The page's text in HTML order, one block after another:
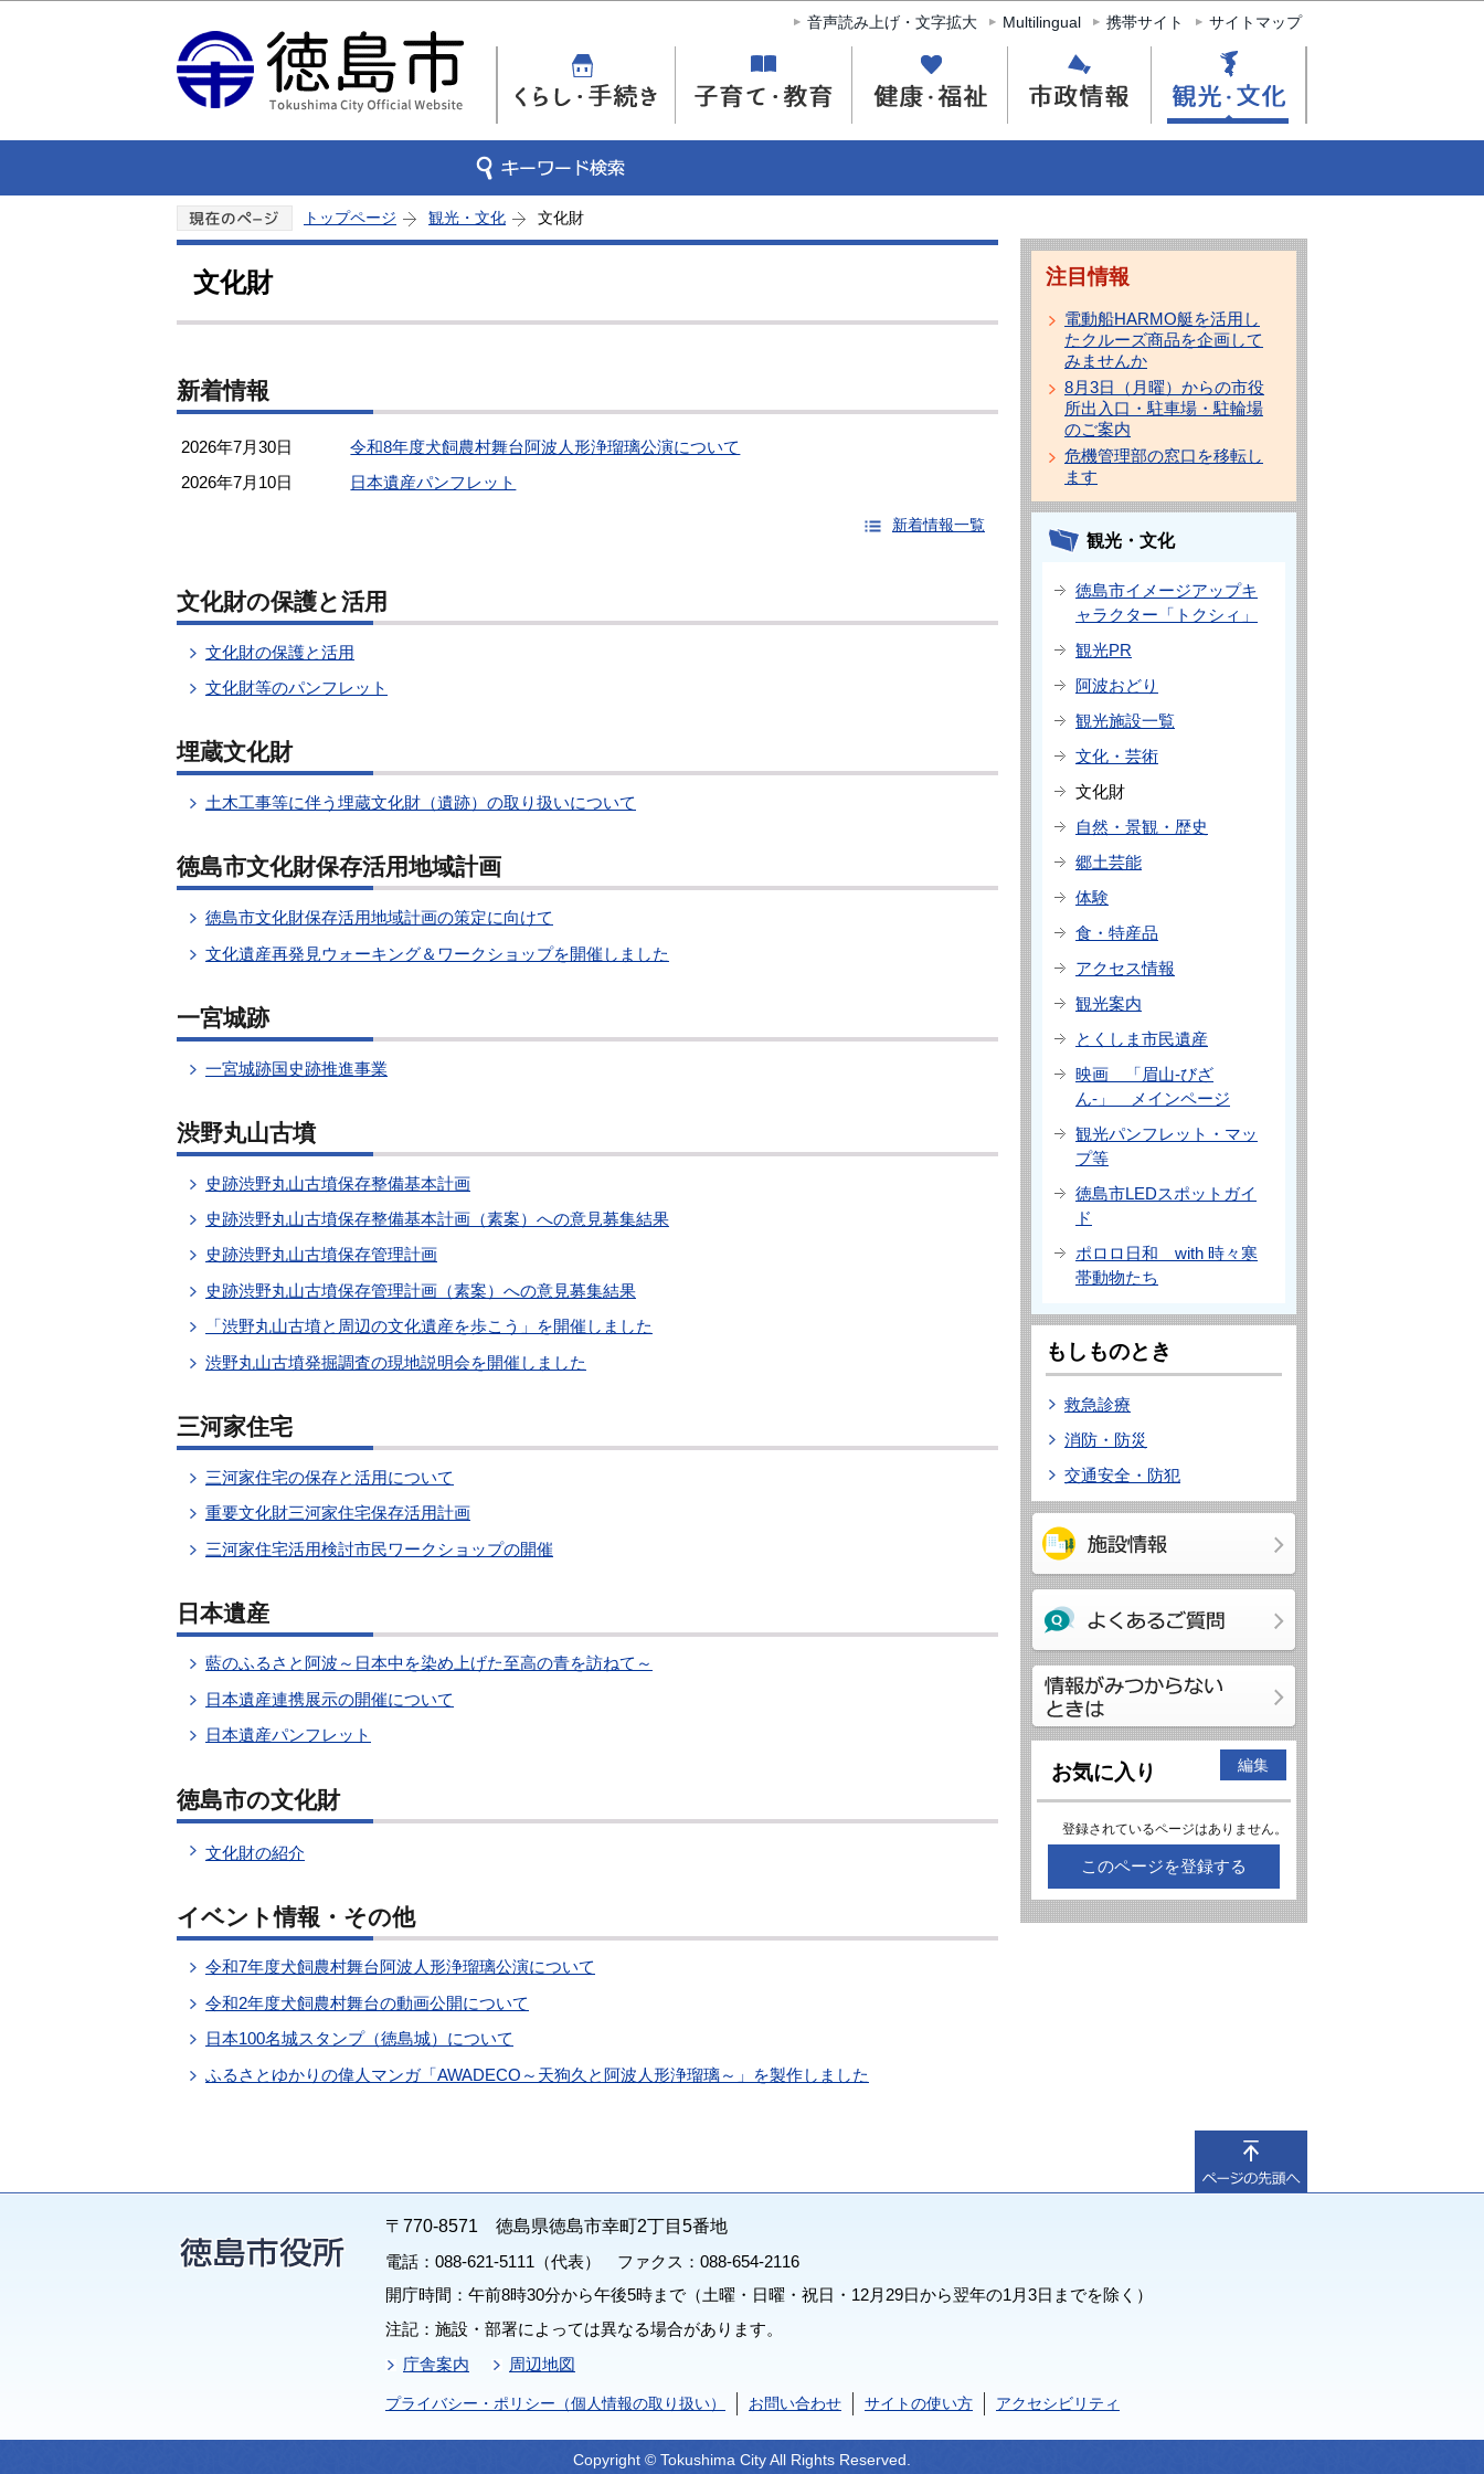
このページの本文へ移動
音声読み上げ・文字拡大 Multilingual 携帯サイト サイトマップ
トップページ 観光・文化 文化財
文化財
新着情報
2026年7月30日
令和8年度犬飼農村舞台阿波人形浄瑠璃公演について
2026年7月10日
日本遺産パンフレット
新着情報一覧
文化財の保護と活用
文化財の保護と活用
文化財等のパンフレット
埋蔵文化財
土木工事等に伴う埋蔵文化財（遺跡）の取り扱いについて
徳島市文化財保存活用地域計画
徳島市文化財保存活用地域計画の策定に向けて
文化遺産再発見ウォーキング＆ワークショップを開催しました
一宮城跡
一宮城跡国史跡推進事業
渋野丸山古墳
史跡渋野丸山古墳保存整備基本計画
史跡渋野丸山古墳保存整備基本計画（素案）への意見募集結果
史跡渋野丸山古墳保存管理計画
史跡渋野丸山古墳保存管理計画（素案）への意見募集結果
「渋野丸山古墳と周辺の文化遺産を歩こう」を開催しました
渋野丸山古墳発掘調査の現地説明会を開催しました
三河家住宅
三河家住宅の保存と活用について
重要文化財三河家住宅保存活用計画
三河家住宅活用検討市民ワークショップの開催
日本遺産
藍のふるさと阿波～日本中を染め上げた至高の青を訪ねて～
日本遺産連携展示の開催について
日本遺産パンフレット
徳島市の文化財
文化財の紹介
イベント情報・その他
令和7年度犬飼農村舞台阿波人形浄瑠璃公演について
令和2年度犬飼農村舞台の動画公開について
日本100名城スタンプ（徳島城）について
ふるさとゆかりの偉人マンガ「AWADECO～天狗久と阿波人形浄瑠璃～」を製作しました
注目情報
電動船HARMO艇を活用し
たクルーズ商品を企画して
みませんか
8月3日（月曜）からの市役
所出入口・駐車場・駐輪場
のご案内
危機管理部の窓口を移転し
ます
観光・文化
徳島市イメージアップキ
ャラクター「トクシィ」
観光PR
阿波おどり
観光施設一覧
文化・芸術
文化財
自然・景観・歴史
郷土芸能
体験
食・特産品
アクセス情報
観光案内
とくしま市民遺産
映画 「眉山-びざ
ん-」 メインページ
観光パンフレット・マッ
プ等
徳島市LEDスポットガイ
ド
ポロロ日和 with 時々寒
帯動物たち
もしものとき
救急診療
消防・防災
交通安全・防犯
お気に入り 編集
登録されているページはありません。
このページを登録する
〒770-8571 徳島県徳島市幸町2丁目5番地
電話：088-621-5111（代表） ファクス：088-654-2116
開庁時間：午前8時30分から午後5時まで（土曜・日曜・祝日・12月29日から翌年の1月3日までを除く）
注記：施設・部署によっては異なる場合があります。
庁舎案内
周辺地図
プライバシー・ポリシー（個人情報の取り扱い） お問い合わせ サイトの使い方 アクセシビリティ
Copyright © Tokushima City All Rights Reserved.